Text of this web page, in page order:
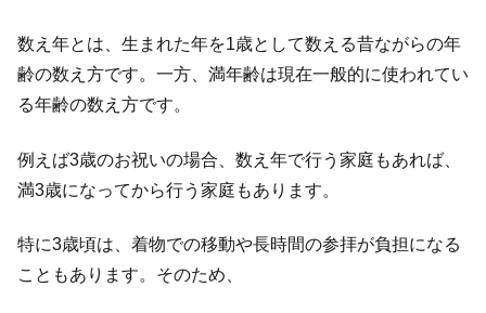
数え年とは、生まれた年を1歳として数える昔ながらの年
齢の数え方です。一方、満年齢は現在一般的に使われてい
る年齢の数え方です。
例えば3歳のお祝いの場合、数え年で行う家庭もあれば、
満3歳になってから行う家庭もあります。
特に3歳頃は、着物での移動や長時間の参拝が負担になる
こともあります。そのため、